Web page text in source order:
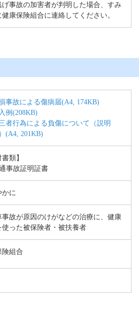
げ事故の加害者が判明した場合、すみ
康保険組合に連絡してください。
事故による傷病届(A4, 174KB)
例(208KB)
者行為による負傷について（説明
(A4, 201KB)
書類】
事故証明証書
に
事故が原因のけがなどの治療に、健康
使った被保険者・被扶養者
険組合